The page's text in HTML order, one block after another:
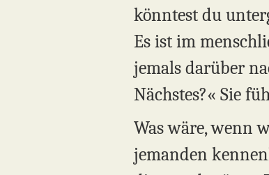
könntest du
Es ist im
jemals darüber
Nächstes?« Sie
Was wäre, wenn
jemanden